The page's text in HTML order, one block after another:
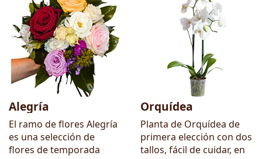
Alegría
El ramo de flores Alegría
es una selección de
flores de temporada
Orquídea
Planta de Orquídea de
primera elección con dos
tallos, fácil de cuidar, en